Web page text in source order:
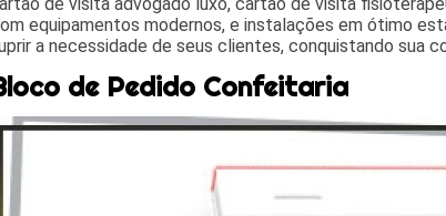
equipamentos modernos, e instalações em ótimo
a necessidade de seus clientes, conquistando sua
de Pedido Confeitaria